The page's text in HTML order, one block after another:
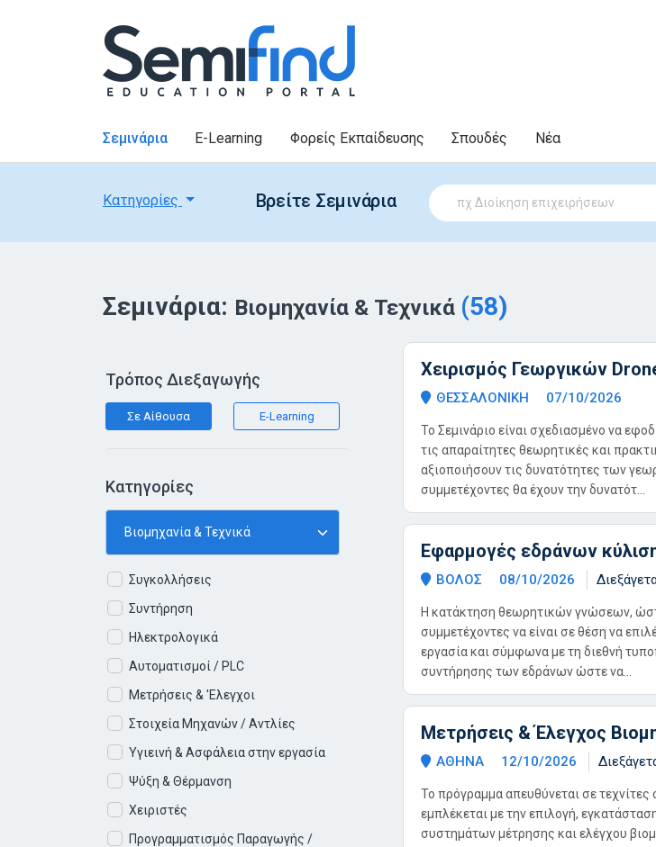
Σεμινάρια E-Learning Φορείς Εκπαίδευσης Σπουδές Νέα
Κατηγορίες Βρείτε Σεμινάρια
Σεμινάρια: Βιομηχανία & Τεχνικά (58)
Τρόπος Διεξαγωγής
Σε Αίθουσα E-Learning
Κατηγορίες
Συγκολλήσεις
Συντήρηση
Ηλεκτρολογικά
Αυτοματισμοί / PLC
Μετρήσεις & 'Ελεγχοι
Στοιχεία Μηχανών / Αντλίες
Υγιεινή & Ασφάλεια στην εργασία
Ψύξη & Θέρμανση
Χειριστές
Προγραμματισμός Παραγωγής /
Χειρισμός Γεωργικών
ΘΕΣΣΑΛΟΝΙΚΗ 07/10/2026
Το Σεμινάριο είναι σχεδιασμένο να
τις απαραίτητες θεωρητικές και
αξιοποιήσουν τις δυνατότητες των
συμμετέχοντες θα έχουν την δυνατότ...
Εφαρμογές εδράνων
ΒΟΛΟΣ 08/10/2026
Η κατάκτηση θεωρητικών γνώσεων,
συμμετέχοντες να είναι σε θέση να
εργασία και σύμφωνα με τη διεθνή
συντήρησης των εδράνων ώστε να...
Μετρήσεις & Έλεγχος
ΑΘΗΝΑ 12/10/2026
Το πρόγραμμα απευθύνεται σε
εμπλέκεται με την επιλογή,
συστημάτων μέτρησης και ελέγχου